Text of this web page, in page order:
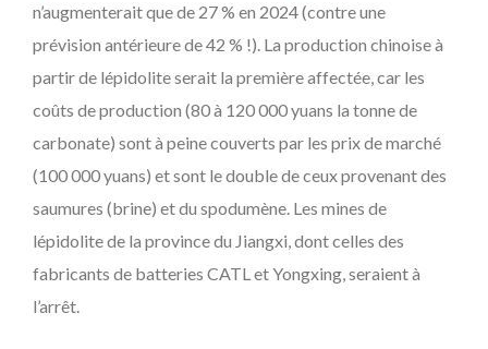
n’augmenterait que de 27 % en 2024 (contre une
prévision antérieure de 42 % !). La production chinoise à
partir de lépidolite serait la première affectée, car les
coûts de production (80 à 120 000 yuans la tonne de
carbonate) sont à peine couverts par les prix de marché
(100 000 yuans) et sont le double de ceux provenant des
saumures (brine) et du spodumène. Les mines de
lépidolite de la province du Jiangxi, dont celles des
fabricants de batteries CATL et Yongxing, seraient à
l’arrêt.